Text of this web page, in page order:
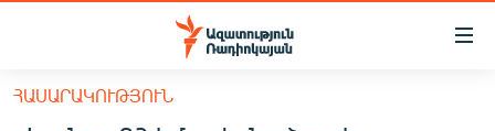
Մատչելիության
հիմնական
ՀԱՍԱՐԱԿՈՒԹՅՈՒՆ